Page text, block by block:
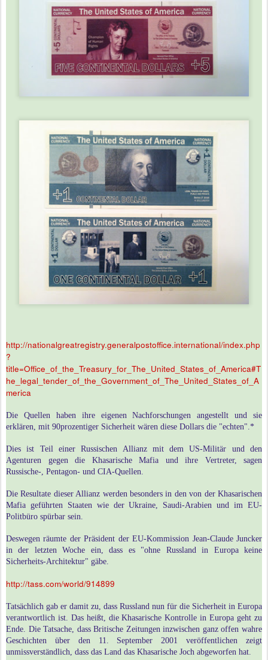
http://nationalgreatregistry.generalpostoffice.international/index.php
?
title=Office_of_the_Treasury_for_The_United_States_of_America#T
he_legal_tender_of_the_Government_of_The_United_States_of_A
merica
Die Quellen haben ihre eigenen Nachforschungen angestellt und sie
erklären, mit 90prozentiger Sicherheit wären diese Dollars die "echten".*
Dies ist Teil einer Russischen Allianz mit dem US-Militär und den
Agenturen gegen die Khasarische Mafia und ihre Vertreter, sagen
Russische-, Pentagon- und CIA-Quellen.
Die Resultate dieser Allianz werden besonders in den von der Khasarischen
Mafia geführten Staaten wie der Ukraine, Saudi-Arabien und im EU-
Politbüro spürbar sein.
Deswegen räumte der Präsident der EU-Kommission Jean-Claude Juncker
in der letzten Woche ein, dass es "ohne Russland in Europa keine
Sicherheits-Architektur" gäbe.
http://tass.com/world/914899
Tatsächlich gab er damit zu, dass Russland nun für die Sicherheit in Europa
verantwortlich ist. Das heißt, die Khasarische Kontrolle in Europa geht zu
Ende. Die Tatsache, dass Britische Zeitungen inzwischen ganz offen wahre
Geschichten über den 11. September 2001 veröffentlichen zeigt
unmissverständlich, dass das Land das Khasarische Joch abgeworfen hat.